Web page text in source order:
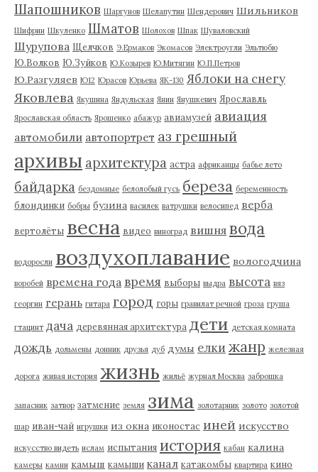
Шапошников Шаргунов Шелапутин Шендерович Шильников
Шифрин Шкуленко Шматов Шолохов Шпак Шуваловский
Шурупова Щелчков Э.Ермаков Экомасов Электроугли Эльтюбю
Ю.Волков Ю.Зуйков Ю.Козырев Ю.Митягин Ю.П.Петров
Ю.Разгуляев Ю12 Юрасов Юрьева ЯК-130 Яблоки на снегу
Яковлева Якушина Яндульская Янин Янушкевич Ярославль
Ярославская область Ярошенко абажур авиамузей авиация
автомобили автопортрет аз грешный
архивы архитектура астра африканцы бабье лето
байдарка бездомные белолобый гусь береза беременность
блондинки бобры бузина василек ватрушки велосипед верба
вертолёты весна видео виноград вишня вода
водоросли воздухоплавание вологодчина
воробей времена года время выборы выдра высота вяз
георгин герань гитара город горы гравилат речной гроза груша
гтацинт дача деревянная архитектура дети детская комната
дождь дольмены донник друзья дуб думы елки жанр железная
дорога живая история жизнь жильё журнал Москва заброшка
запасник затвор затмение земля зима золотарник золото золотой
шар иван-чай игрушки из окна иконостас иней искусство
искусство видеть ислам испытания история кабан калина
камеры камни камыш камыши канал катакомбы квартира кино